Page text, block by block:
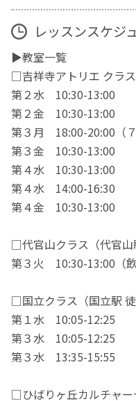
レッスンスケジ
▶教室一覧
□吉祥寺アトリエ クラス
第２水 10:30-13:00
第２金 10:30-13:00
第３月 18:00-20:00（７
第３金 10:30-13:00
第４水 10:30-13:00
第４水 14:00-16:30
第４金 10:30-13:00
□代官山クラス（代官山
第３火 10:30-13:00（飲
□国立クラス（国立駅 徒
第１水 10:05-12:25
第３水 10:05-12:25
第３水 13:35-15:55
□ひばりヶ丘カルチャー